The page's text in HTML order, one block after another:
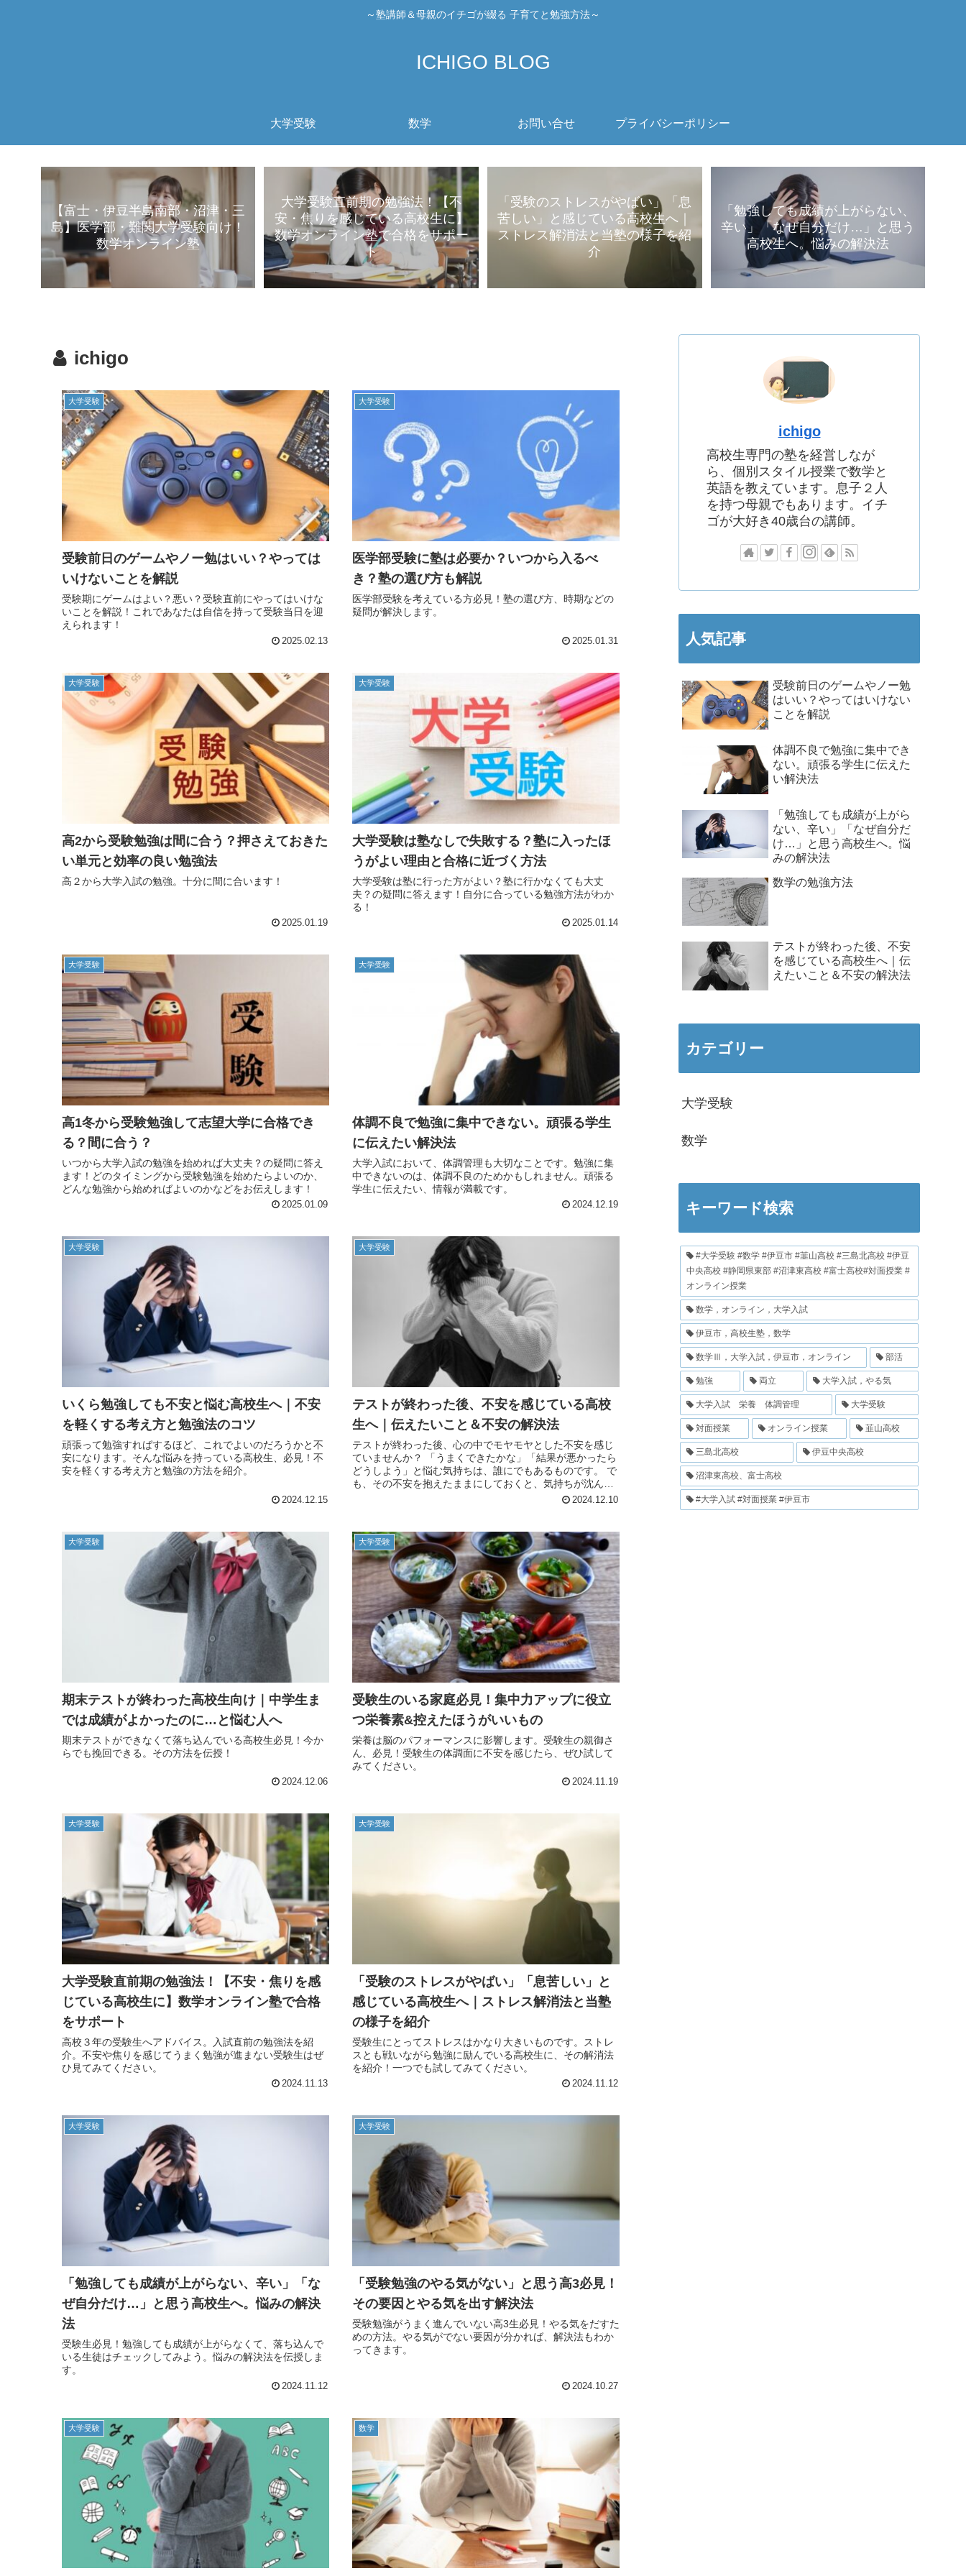
～塾講師＆母親のイチゴが綴る 子育てと勉強方法～
ICHIGO BLOG
大学受験 数学 お問い合せ プライバシーポリシー
【富士・伊豆半島南部・沼津・三
島】医学部・難関大学受験向け！
数学オンライン塾
大学受験直前期の勉強法！【不
安・焦りを感じている高校生に】
数学オンライン塾で合格をサポー
ト
「受験のストレスがやばい」「息
苦しい」と感じている高校生へ｜
ストレス解消法と当塾の様子を紹
介
「勉強しても成績が上がらない、
辛い」「なぜ自分だけ…」と思う
高校生へ。悩みの解決法
ichigo
大学受験
受験前日のゲームやノー勉はいい？やっては
いけないことを解説
受験期にゲームはよい？悪い？受験直前にやってはいけな
いことを解説！これであなたは自信を持って受験当日を迎
えられます！
2025.02.13
大学受験
医学部受験に塾は必要か？いつから入るべ
き？塾の選び方も解説
医学部受験を考えている方必見！塾の選び方、時期などの
疑問が解決します。
2025.01.31
大学受験
高2から受験勉強は間に合う？押さえておきた
い単元と効率の良い勉強法
高２から大学入試の勉強。十分に間に合います！
2025.01.19
大学受験
大学受験は塾なしで失敗する？塾に入ったほ
うがよい理由と合格に近づく方法
大学受験は塾に行った方がよい？塾に行かなくても大丈
夫？の疑問に答えます！自分に合っている勉強方法がわか
る！
2025.01.14
大学受験
高1冬から受験勉強して志望大学に合格でき
る？間に合う？
いつから大学入試の勉強を始めれば大丈夫？の疑問に答え
ます！どのタイミングから受験勉強を始めたらよいのか、
どんな勉強から始めればよいのかなどをお伝えします！
2025.01.09
大学受験
体調不良で勉強に集中できない。頑張る学生
に伝えたい解決法
大学入試において、体調管理も大切なことです。勉強に集
中できないのは、体調不良のためかもしれません。頑張る
学生に伝えたい、情報が満載です。
2024.12.19
大学受験
いくら勉強しても不安と悩む高校生へ｜不安
を軽くする考え方と勉強法のコツ
頑張って勉強すればするほど、これでよいのだろうかと不
安になります。そんな悩みを持っている高校生、必見！不
安を軽くする考え方と勉強の方法を紹介。
2024.12.15
大学受験
テストが終わった後、不安を感じている高校
生へ｜伝えたいこと＆不安の解決法
テストが終わった後、心の中でモヤモヤとした不安を感じ
ていませんか？ 「うまくできたかな」「結果が悪かったら
どうしよう」と悩む気持ちは、誰にでもあるものです。 で
も、その不安を抱えたままにしておくと、気持ちが沈んで
2024.12.10
大学受験
期末テストが終わった高校生向け｜中学生ま
では成績がよかったのに…と悩む人へ
期末テストができなくて落ち込んでいる高校生必見！今か
らでも挽回できる。その方法を伝授！
2024.12.06
大学受験
受験生のいる家庭必見！集中力アップに役立
つ栄養素&控えたほうがいいもの
栄養は脳のパフォーマンスに影響します。受験生の親御さ
ん、必見！受験生の体調面に不安を感じたら、ぜひ試して
みてください。
2024.11.19
大学受験
大学受験直前期の勉強法！【不安・焦りを感
じている高校生に】数学オンライン塾で合格
をサポート
高校３年の受験生へアドバイス。入試直前の勉強法を紹
介。不安や焦りを感じてうまく勉強が進まない受験生はぜ
ひ見てみてください。
2024.11.13
大学受験
「受験のストレスがやばい」「息苦しい」と
感じている高校生へ｜ストレス解消法と当塾
の様子を紹介
受験生にとってストレスはかなり大きいものです。ストレ
スとも戦いながら勉強に励んでいる高校生に、その解消法
を紹介！一つでも試してみてください。
2024.11.12
大学受験
「勉強しても成績が上がらない、辛い」「な
ぜ自分だけ…」と思う高校生へ。悩みの解決
法
受験生必見！勉強しても成績が上がらなくて、落ち込んで
いる生徒はチェックしてみよう。悩みの解決法を伝授しま
す。
2024.11.12
大学受験
「受験勉強のやる気がない」と思う高3必見！
その要因とやる気を出す解決法
受験勉強がうまく進んでいない高3生必見！やる気をだすた
めの方法。やる気がでない要因が分かれば、解決法もわか
ってきます。
2024.10.27
大学受験 数学
ichigo
高校生専門の塾を経営しなが
ら、個別スタイル授業で数学と
英語を教えています。息子２人
を持つ母親でもあります。イチ
ゴが大好き40歳台の講師。
人気記事
受験前日のゲームやノー勉
はいい？やってはいけない
ことを解説
体調不良で勉強に集中でき
ない。頑張る学生に伝えた
い解決法
「勉強しても成績が上がら
ない、辛い」「なぜ自分だ
け…」と思う高校生へ。悩
みの解決法
数学の勉強方法
テストが終わった後、不安
を感じている高校生へ｜伝
えたいこと＆不安の解決法
カテゴリー
大学受験
数学
キーワード検索
#大学受験 #数学 #伊豆市 #韮山高校 #三島北高校 #伊豆
中央高校 #静岡県東部 #沼津東高校 #富士高校#対面授業 #
オンライン授業
数学，オンライン，大学入試
伊豆市，高校生塾，数学
数学Ⅲ，大学入試，伊豆市，オンライン 部活
勉強 両立 大学入試，やる気
大学入試 栄養 体調管理 大学受験
対面授業 オンライン授業 韮山高校
三島北高校 伊豆中央高校
沼津東高校、富士高校
#大学入試 #対面授業 #伊豆市